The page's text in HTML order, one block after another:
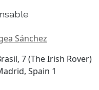
Sánchez
7 (The Irish Rover)
Spain 1